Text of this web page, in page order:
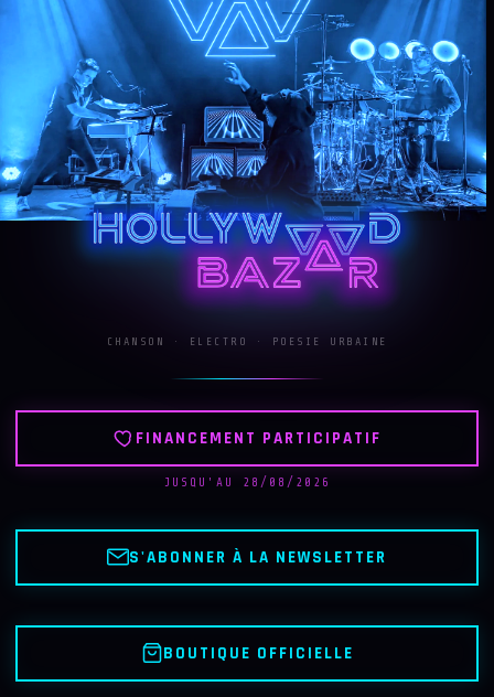
CHANSON · ELECTRO · POESIE URBAINE
FINANCEMENT PARTICIPATIF
JUSQU'AU 28/08/2026
S'ABONNER À LA NEWSLETTER
BOUTIQUE OFFICIELLE